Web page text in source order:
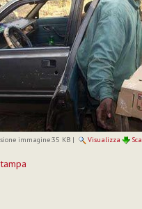
immagine:35 KB| Visualizza